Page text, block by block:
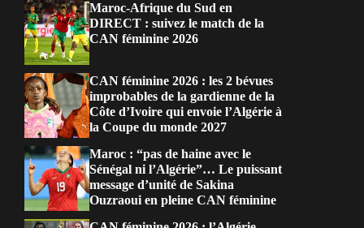
Maroc-Afrique du Sud en
DIRECT : suivez le match de la
CAN féminine 2026
CAN féminine 2026 : les 2 bévues
improbables de la gardienne de la
Côte d’Ivoire qui envoie l’Algérie à
la Coupe du monde 2027
Maroc : “pas de haine avec le
Sénégal ni l’Algérie”… Le puissant
message d’unité de Sakina
Ouzraoui en pleine CAN féminine